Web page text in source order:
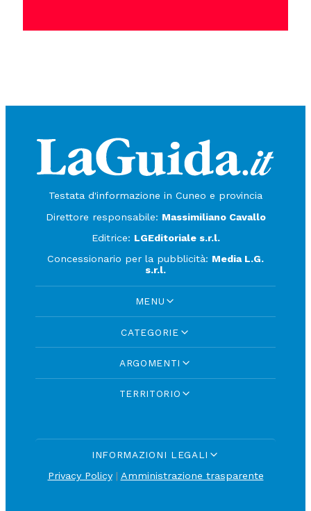
Testata d'informazione in Cuneo e provincia
Direttore responsabile: Massimiliano Cavallo
Editrice: LGEditoriale s.r.l.
Concessionario per la pubblicità: Media L.G.
s.r.l.
MENU
CATEGORIE
ARGOMENTI
TERRITORIO
INFORMAZIONI LEGALI
Privacy Policy| Amministrazione trasparente